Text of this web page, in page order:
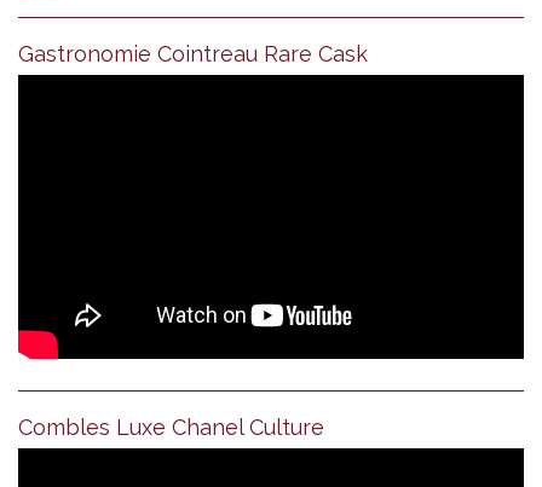
Gastronomie Cointreau Rare Cask
Combles Luxe Chanel Culture